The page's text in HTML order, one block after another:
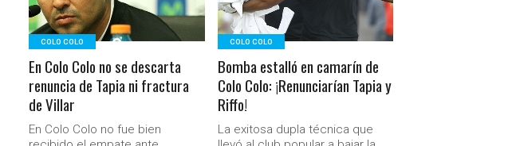
COLO COLO
En Colo Colo no se descarta
renuncia de Tapia ni fractura
de Villar
En Colo Colo no fue bien
COLO COLO
Bomba estalló en camarín de
Colo Colo: ¡Renunciarían Tapia y
Riffo!
La exitosa dupla técnica que